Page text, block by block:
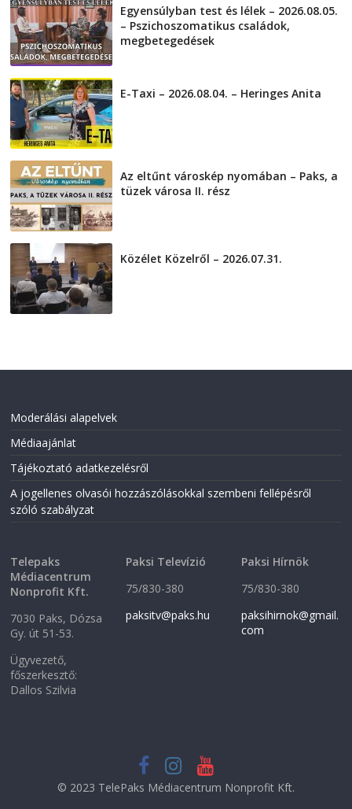
Egyensúlyban test és lélek – 2026.08.05.
– Pszichoszomatikus családok,
megbetegedések
E-Taxi – 2026.08.04. – Heringes Anita
Az eltűnt városkép nyomában – Paks, a
tüzek városa II. rész
Közélet Közelről – 2026.07.31.
Moderálási alapelvek
Médiaajánlat
Tájékoztató adatkezelésről
A jogellenes olvasói hozzászólásokkal szembeni fellépésről
szóló szabályzat
Telepaks
Médiacentrum
Nonprofit Kft.
7030 Paks, Dózsa
Gy. út 51-53.
Ügyvezető,
főszerkesztő:
Dallos Szilvia
Paksi Televízió
75/830-380
paksitv@paks.hu
Paksi Hírnök
75/830-380
paksihirnok@gmail.
com
© 2023 TelePaks Médiacentrum Nonprofit Kft.